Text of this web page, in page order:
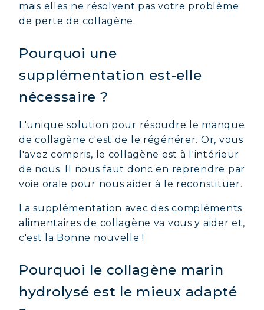
mais elles ne résolvent pas votre problème
de perte de collagène.
Pourquoi une
supplémentation est-elle
nécessaire ?
L'unique solution pour résoudre le manque
de collagène c'est de le régénérer. Or, vous
l'avez compris, le collagène est à l'intérieur
de nous. Il nous faut donc en reprendre par
voie orale pour nous aider à le reconstituer.
La supplémentation avec des compléments
alimentaires de collagène va vous y aider et,
c'est la Bonne nouvelle !
Pourquoi le collagène marin
hydrolysé est le mieux adapté